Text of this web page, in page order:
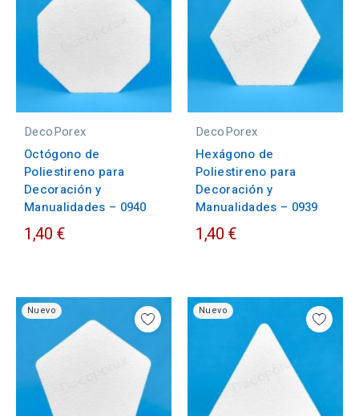
DecoPorex
Octógono de
Poliestireno para
Decoración y
Manualidades – 0940
1,40 €
DecoPorex
Hexágono de
Poliestireno para
Decoración y
Manualidades – 0939
1,40 €
Nuevo Nuevo